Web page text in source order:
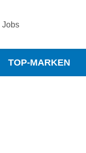
Jobs
TOP-MARKEN